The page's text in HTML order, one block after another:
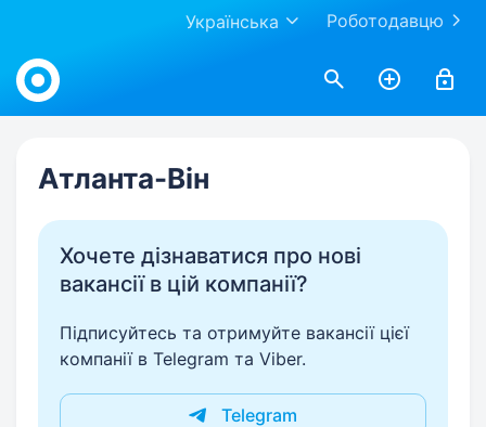
Роботодавцю
Українська
Work.ua
Атланта-Він
Хочете дізнаватися про нові
вакансії в цій компанії?
Підписуйтесь та отримуйте вакансії цієї
компанії в Telegram та Viber.
Telegram